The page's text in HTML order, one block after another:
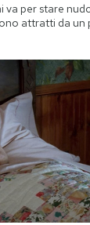
va per stare
attratti da un